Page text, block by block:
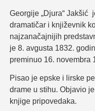
Georgije „Djura“ Jakšić
dramatičar i književnik
najzanačajnijih
je 8. avgusta 1832.
preminuo 16. novembra
Pisao je epske i lirske
drame u stihu. Objavio
knjige pripovedaka.